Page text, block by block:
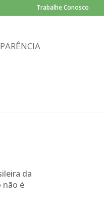
Trabalhe Conosco
da
não é